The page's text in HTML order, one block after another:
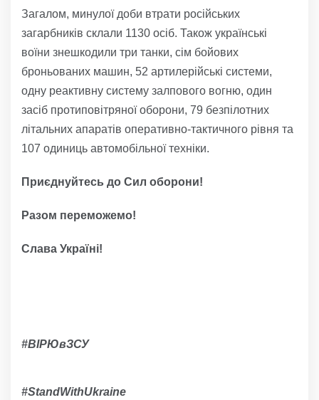
Загалом, минулої доби втрати російських
загарбників склали 1130 осіб. Також українські
воїни знешкодили три танки, сім бойових
броньованих машин, 52 артилерійські системи,
одну реактивну систему залпового вогню, один
засіб протиповітряної оборони, 79 безпілотних
літальних апаратів оперативно-тактичного рівня та
107 одиниць автомобільної техніки.
Приєднуйтесь до Сил оборони!
Разом переможемо!
Слава Україні!
#ВІРЮвЗСУ
#StandWithUkraine